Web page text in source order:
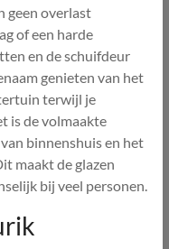
geen overlast
of een harde
en de schuifdeur
genieten van het
terwijl je
is de volmaakte
binnenshuis en het
maakt de glazen
bij veel personen.